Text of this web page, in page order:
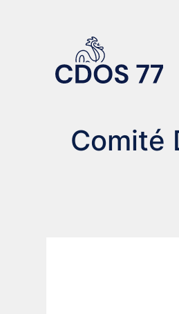
Comité